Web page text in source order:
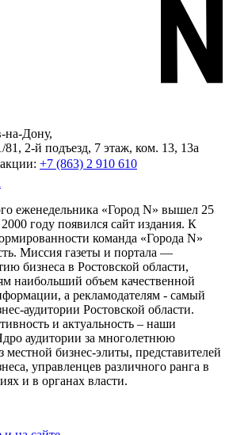
на-Дону,
2-й подъезд, 7 этаж, ком. 13, 13а
+7 (863) 2 910 610
еженедельника «Город N» вышел 25
году появился сайт издания. К
команда «Города N»
Миссия газеты и портала —
бизнеса в Ростовской области,
наибольший объем качественной
а рекламодателям - самый
аудитории Ростовской области.
и актуальность – наши
аудитории за многолетнюю
бизнес-элиты, представителей
управленцев различного ранга в
и в органах власти.